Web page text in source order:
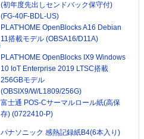
(初年度先出しセンドバック保守付)
(FG-40F-BDL-US)
PLAT'HOME OpenBlocks A16 Debian
11搭載モデル (OBSA16/D11A)
PLAT'HOME OpenBlocks IX9 Windows
10 IoT Enterprise 2019 LTSC搭載
256GBモデル
(OBSIX9/W/L1809/256G)
富士通 POS-Cサーマルロール紙(高保
存) (0722410-P)
パナソニック 感熱記録紙B4(6本入り)